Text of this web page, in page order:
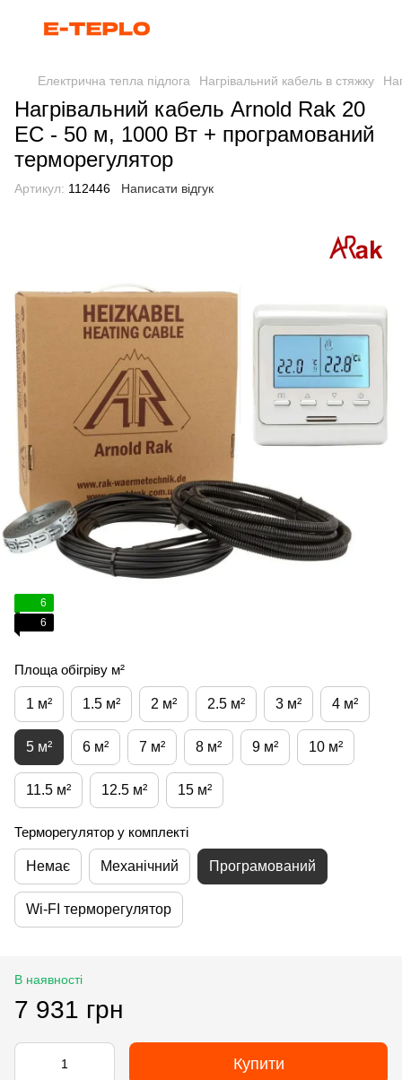
Електрична тепла підлога Нагрівальний кабель в стяжку
Нагрівальний кабель Arnold Rak 20
EC - 50 м, 1000 Вт + програмований
терморегулятор
Артикул: 112446 Написати відгук
6
6
Площа обігріву м²
1 м² 1.5 м² 2 м² 2.5 м² 3 м² 4 м²
5 м² 6 м² 7 м² 8 м² 9 м² 10 м²
11.5 м² 12.5 м² 15 м²
Терморегулятор у комплекті
Немає Механічний Програмований
Wi-FI терморегулятор
В наявності
7 931 грн
Купити